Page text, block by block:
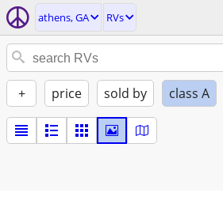
athens, GA RVs
+ price sold by class A